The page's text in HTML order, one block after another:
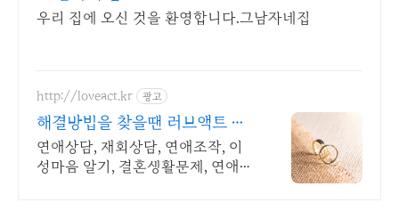
우리 집에 오신 것을 환영합니다.그남자네집
http://loveact.kr 광고
해결방법을 찾을땐 러브액트 실
전경험이 가장 많은 업체
연애상담, 재회상담, 연애조작, 이
성마음 알기, 결혼생활문제, 연애잘